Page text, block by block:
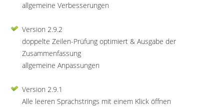
allgemeine Verbesserungen
Version 2.9.2
doppelte Zeilen-Prüfung optimiert & Ausgabe der
Zusammenfassung
allgemeine Anpassungen
Version 2.9.1
Alle leeren Sprachstrings mit einem Klick öffnen